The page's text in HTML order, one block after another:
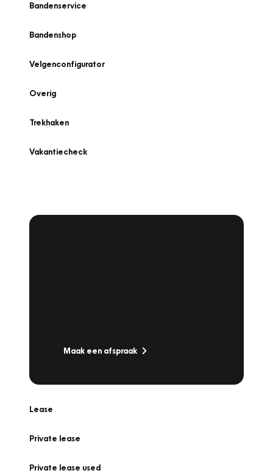
Bandenservice
Bandenshop
Velgenconfigurator
Overig
Trekhaken
Vakantiecheck
Maak een afspraak
Lease
Private lease
Private lease used